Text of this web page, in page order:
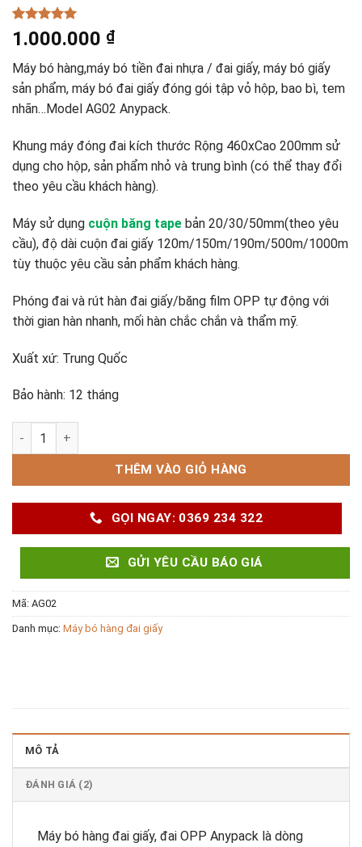
5.00trên 5
dựa trên
2
1.000.000 ₫
Máy bó hàng,máy bó tiền đai nhựa / đai giấy, máy bó giấy
sản phẩm, máy bó đai giấy đóng gói tập vỏ hộp, bao bì, tem
nhãn…Model AG02 Anypack.
Khung máy đóng đai kích thước Rộng 460xCao 200mm sử
dụng cho hộp, sản phẩm nhỏ và trung bình (có thể thay đổi
theo yêu cầu khách hàng).
Máy sử dụng cuộn băng tape bản 20/30/50mm(theo yêu
cầu), độ dài cuộn đai giấy 120m/150m/190m/500m/1000m
tùy thuộc yêu cầu sản phẩm khách hàng.
Phóng đai và rút hàn đai giấy/băng film OPP tự động với
thời gian hàn nhanh, mối hàn chắc chắn và thẩm mỹ.
Xuất xứ: Trung Quốc
Bảo hành: 12 tháng
Máy bó hàng đai giấy AG02 số lượng
THÊM VÀO GIỎ HÀNG
GỌI NGAY: 0369 234 322
GỬI YÊU CẦU BÁO GIÁ
Mã: AG02
Danh mục: Máy bó hàng đai giấy
MÔ TẢ
ĐÁNH GIÁ (2)
Máy bó hàng đai giấy, đai OPP Anypack là dòng